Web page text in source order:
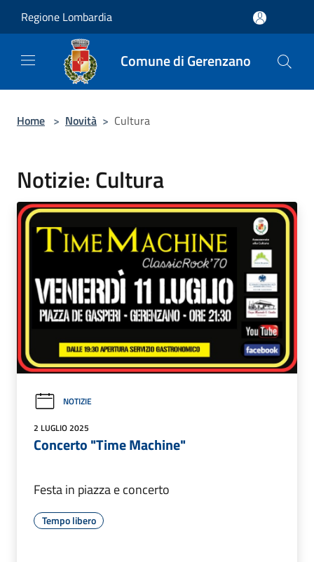
Regione Lombardia
Comune di Gerenzano
Home > Novità > Cultura
Notizie: Cultura
NOTIZIE
2 LUGLIO 2025
Concerto "Time Machine"
Festa in piazza e concerto
Tempo libero